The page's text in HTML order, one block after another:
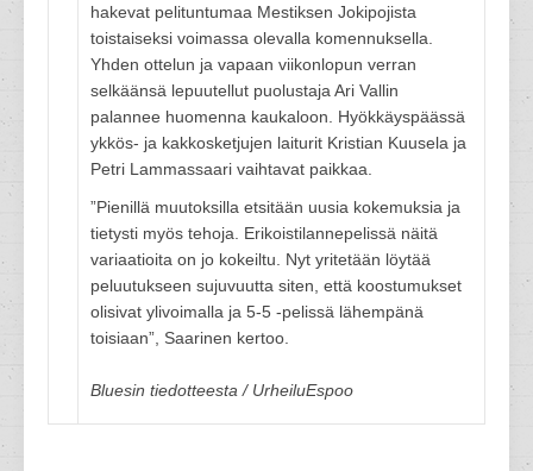
hakevat pelituntumaa Mestiksen Jokipojista
toistaiseksi voimassa olevalla komennuksella.
Yhden ottelun ja vapaan viikonlopun verran
selkäänsä lepuutellut puolustaja Ari Vallin
palannee huomenna kaukaloon. Hyökkäyspäässä
ykkös- ja kakkosketjujen laiturit Kristian Kuusela ja
Petri Lammassaari vaihtavat paikkaa.
”Pienillä muutoksilla etsitään uusia kokemuksia ja
tietysti myös tehoja. Erikoistilannepelissä näitä
variaatioita on jo kokeiltu. Nyt yritetään löytää
peluutukseen sujuvuutta siten, että koostumukset
olisivat ylivoimalla ja 5-5 -pelissä lähempänä
toisiaan”, Saarinen kertoo.
Bluesin tiedotteesta / UrheiluEspoo